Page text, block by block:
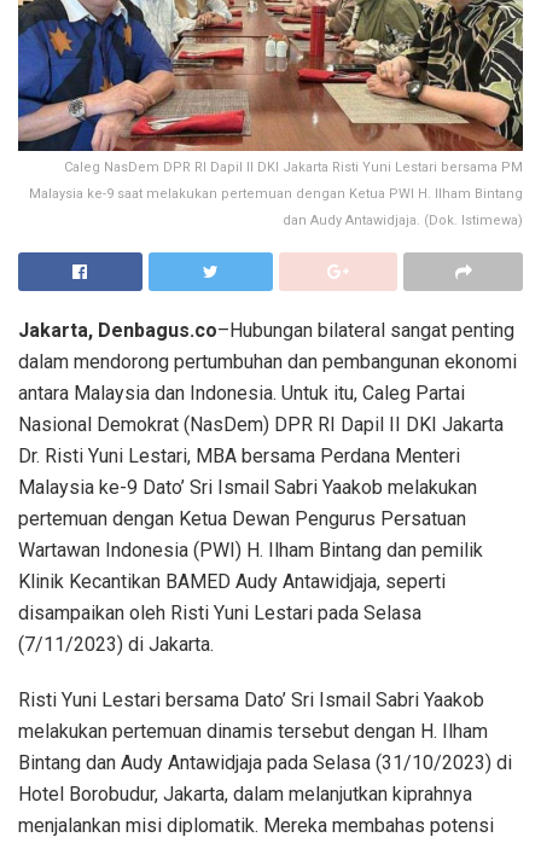
Caleg NasDem DPR RI Dapil II DKI Jakarta Risti Yuni Lestari bersama PM
Malaysia ke-9 saat melakukan pertemuan dengan Ketua PWI H. Ilham Bintang
dan Audy Antawidjaja. (Dok. Istimewa)
Jakarta, Denbagus.co–Hubungan bilateral sangat penting
dalam mendorong pertumbuhan dan pembangunan ekonomi
antara Malaysia dan Indonesia. Untuk itu, Caleg Partai
Nasional Demokrat (NasDem) DPR RI Dapil II DKI Jakarta
Dr. Risti Yuni Lestari, MBA bersama Perdana Menteri
Malaysia ke-9 Dato’ Sri Ismail Sabri Yaakob melakukan
pertemuan dengan Ketua Dewan Pengurus Persatuan
Wartawan Indonesia (PWI) H. Ilham Bintang dan pemilik
Klinik Kecantikan BAMED Audy Antawidjaja, seperti
disampaikan oleh Risti Yuni Lestari pada Selasa
(7/11/2023) di Jakarta.
Risti Yuni Lestari bersama Dato’ Sri Ismail Sabri Yaakob
melakukan pertemuan dinamis tersebut dengan H. Ilham
Bintang dan Audy Antawidjaja pada Selasa (31/10/2023) di
Hotel Borobudur, Jakarta, dalam melanjutkan kiprahnya
menjalankan misi diplomatik. Mereka membahas potensi